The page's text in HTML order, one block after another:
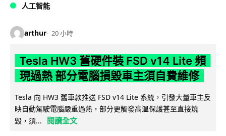
人工智能
arthur 20 小時
Tesla HW3 舊硬件裝 FSD v14 Lite 頻
現過熱 部分電腦損毀車主須自費維修
Tesla 向 HW3 舊車款推送 FSD v14 Lite 系統，引發大量車主反
映自動駕駛電腦嚴重過熱，部分更觸發高溫保護甚至直接燒
毀，須...
閱讀全文